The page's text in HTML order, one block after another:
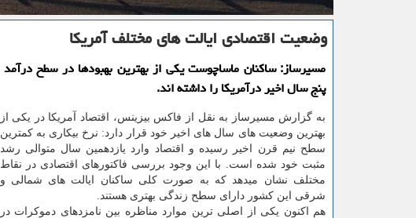
وضعیت اقتصادی ایالت های مختلف آمریكا
مسیرساز: ساكنان ماساچوست یكی از بهترین بهبودها در سطح درآمد
پنج سال اخیر درآمریكا را داشته اند.
به گزارش مسیرساز به نقل از فاكس بیزینس، اقتصاد آمریكا در یكی از
بهترین وضعیت های سال های اخیر خود قرار دارد: نرخ بیكاری به كمترین
سطح نیم قرن اخیر رسیده و اقتصاد وارد یازدهمین سال متوالی رشد
مثبت خود شده است. با این وجود بررسی فاكتورهای اقتصادی در نقاط
مختلف نشان میدهد كه به صورت كلی ساكنان ایالت های شمالی و
شرقی این كشور دارای سطح زندگی بهتری هستند.
هم اكنون یكی از اصلی ترین موارد مناظره بین نامزدهای دموكرات در